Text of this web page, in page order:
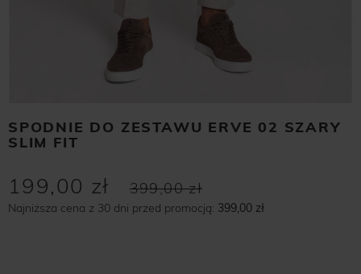
SPODNIE DO ZESTAWU ERVE 02 SZARY
SLIM FIT
399,00 zł
199,00 zł
Najniższa cena z 30 dni przed promocją: 399,00 zł